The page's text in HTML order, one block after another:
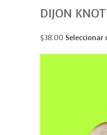
DIJON
$38.00 Seleccionar